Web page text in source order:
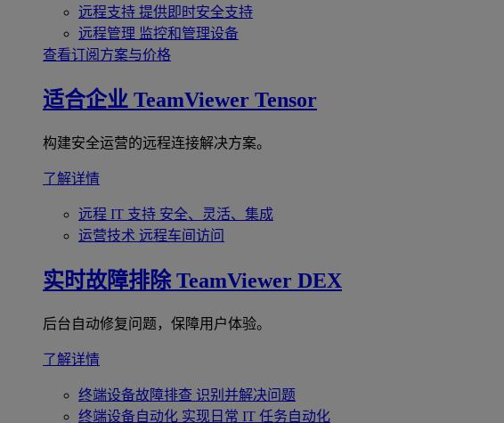
远程支持 提供即时安全支持
远程管理 监控和管理设备
查看订阅方案与价格
适合企业 TeamViewer Tensor
构建安全运营的远程连接解决方案。
了解详情
远程 IT 支持 安全、灵活、集成
运营技术 远程车间访问
实时故障排除 TeamViewer DEX
后台自动修复问题，保障用户体验。
了解详情
终端设备故障排查 识别并解决问题
终端设备自动化 实现日常 IT 任务自动化